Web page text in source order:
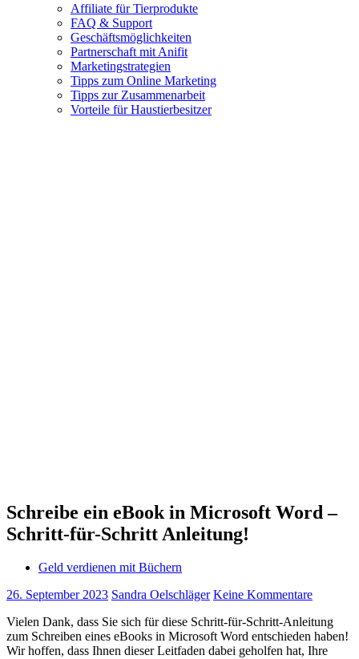
Affiliate für Tierprodukte
FAQ & Support
Geschäftsmöglichkeiten
Partnerschaft mit Anifit
Marketingstrategien
Tipps zum Online Marketing
Tipps zur Zusammenarbeit
Vorteile für Haustierbesitzer
Schreibe ein eBook in Microsoft Word –
Schritt-für-Schritt Anleitung!
Geld verdienen mit Büchern
26. September 2023 Sandra Oelschläger Keine Kommentare
Vielen Dank, dass Sie sich für diese Schritt-für-Schritt-Anleitung
zum Schreiben eines eBooks in Microsoft Word entschieden haben!
Wir hoffen, dass Ihnen dieser Leitfaden dabei geholfen hat, Ihre